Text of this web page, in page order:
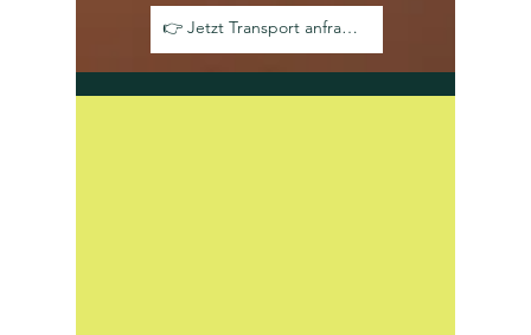
👉 Jetzt Transport anfragen und direkt Angebot erhalten!